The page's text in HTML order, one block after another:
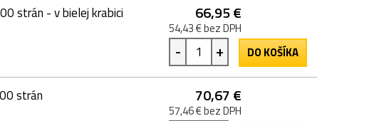
strán - v bielej krabici 66,95 €
54,43 € bez DPH
- + DO KOŠÍKA
strán 70,67 €
57,46 € bez DPH